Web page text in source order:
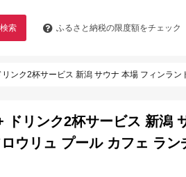
検索 ふるさと納税の限度額をチェック
潟 サウナ 本場 フィンランド バレルサウナ セルフロウリュ プール カフェ
リンク2杯サービス 新潟
ウリュ プール カフェ ラ